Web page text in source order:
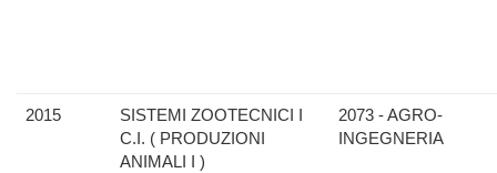
2015
SISTEMI ZOOTECNICI I
C.I. ( PRODUZIONI
ANIMALI I )
2073 - AGRO-
INGEGNERIA